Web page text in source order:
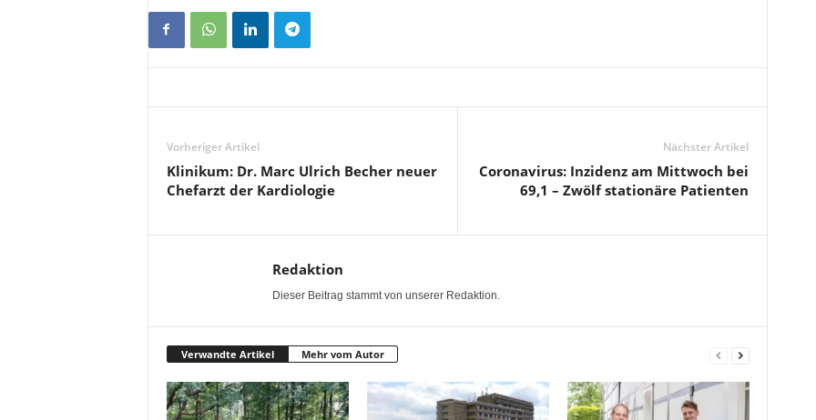
Vorheriger Artikel
Klinikum: Dr. Marc Ulrich Becher neuer
Chefarzt der Kardiologie
Nächster Artikel
Coronavirus: Inzidenz am Mittwoch bei
69,1 – Zwölf stationäre Patienten
Redaktion
Dieser Beitrag stammt von unserer Redaktion.
Verwandte Artikel Mehr vom Autor